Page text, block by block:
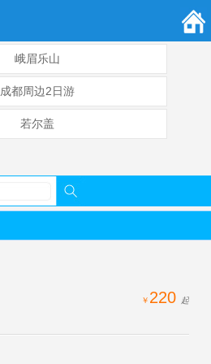
峨眉乐山
成都周边2日游
若尔盖
￥ 220
起